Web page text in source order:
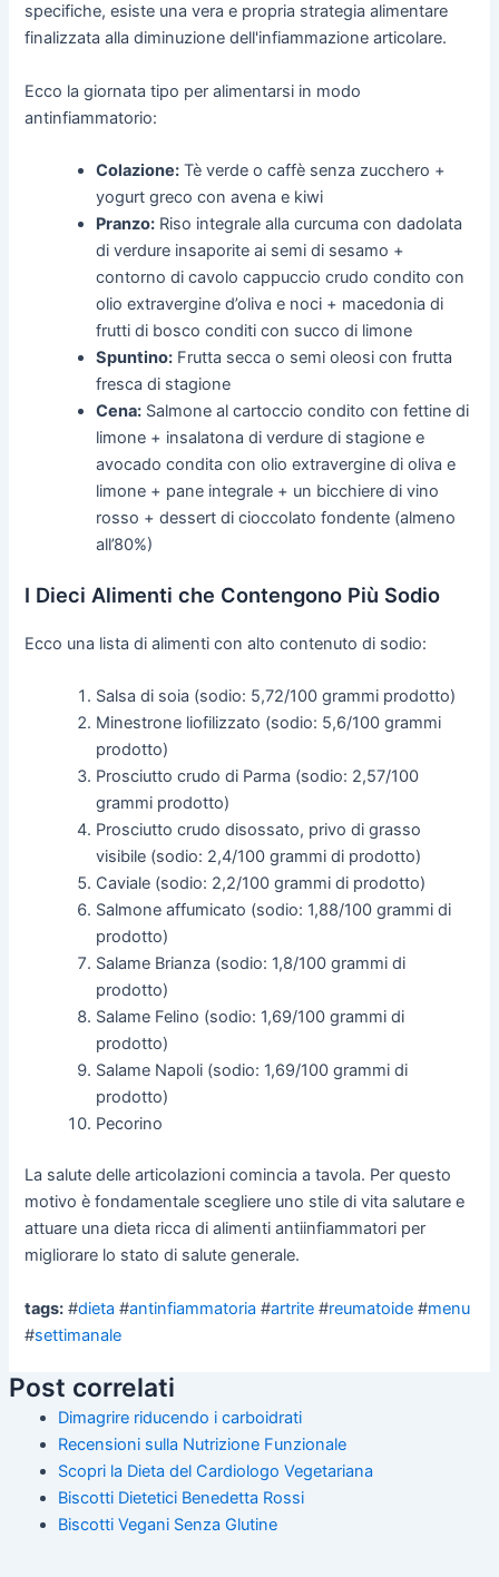
specifiche, esiste una vera e propria strategia alimentare
finalizzata alla diminuzione dell'infiammazione articolare.
Ecco la giornata tipo per alimentarsi in modo
antinfiammatorio:
Colazione: Tè verde o caffè senza zucchero +
yogurt greco con avena e kiwi
Pranzo: Riso integrale alla curcuma con dadolata
di verdure insaporite ai semi di sesamo +
contorno di cavolo cappuccio crudo condito con
olio extravergine d’oliva e noci + macedonia di
frutti di bosco conditi con succo di limone
Spuntino: Frutta secca o semi oleosi con frutta
fresca di stagione
Cena: Salmone al cartoccio condito con fettine di
limone + insalatona di verdure di stagione e
avocado condita con olio extravergine di oliva e
limone + pane integrale + un bicchiere di vino
rosso + dessert di cioccolato fondente (almeno
all’80%)
I Dieci Alimenti che Contengono Più Sodio
Ecco una lista di alimenti con alto contenuto di sodio:
Salsa di soia (sodio: 5,72/100 grammi prodotto)
Minestrone liofilizzato (sodio: 5,6/100 grammi
prodotto)
Prosciutto crudo di Parma (sodio: 2,57/100
grammi prodotto)
Prosciutto crudo disossato, privo di grasso
visibile (sodio: 2,4/100 grammi di prodotto)
Caviale (sodio: 2,2/100 grammi di prodotto)
Salmone affumicato (sodio: 1,88/100 grammi di
prodotto)
Salame Brianza (sodio: 1,8/100 grammi di
prodotto)
Salame Felino (sodio: 1,69/100 grammi di
prodotto)
Salame Napoli (sodio: 1,69/100 grammi di
prodotto)
Pecorino
La salute delle articolazioni comincia a tavola. Per questo
motivo è fondamentale scegliere uno stile di vita salutare e
attuare una dieta ricca di alimenti antiinfiammatori per
migliorare lo stato di salute generale.
tags: #dieta #antinfiammatoria #artrite #reumatoide #menu
#settimanale
Post correlati
Dimagrire riducendo i carboidrati
Recensioni sulla Nutrizione Funzionale
Scopri la Dieta del Cardiologo Vegetariana
Biscotti Dietetici Benedetta Rossi
Biscotti Vegani Senza Glutine